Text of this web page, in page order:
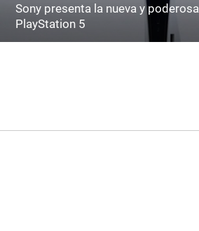
Sony presenta la nueva y poderosa
PlayStation 5